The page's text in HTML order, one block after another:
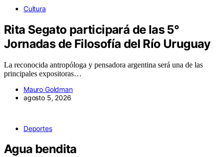
Cultura
Rita Segato participará de las 5°
Jornadas de Filosofía del Río Uruguay
La reconocida antropóloga y pensadora argentina será una de las
principales expositoras…
Mauro Goldman
agosto 5, 2026
Deportes
Agua bendita